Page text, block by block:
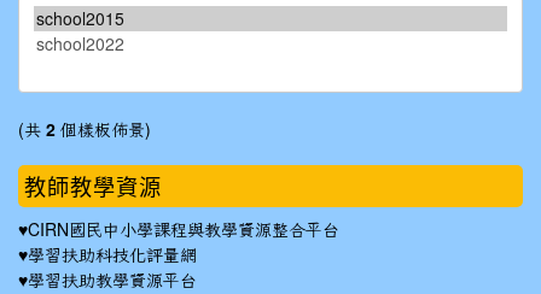
(共 2 個樣板佈景)
教師教學資源
♥CIRN國民中小學課程與教學資源整合平台
♥學習扶助科技化評量網
♥學習扶助教學資源平台